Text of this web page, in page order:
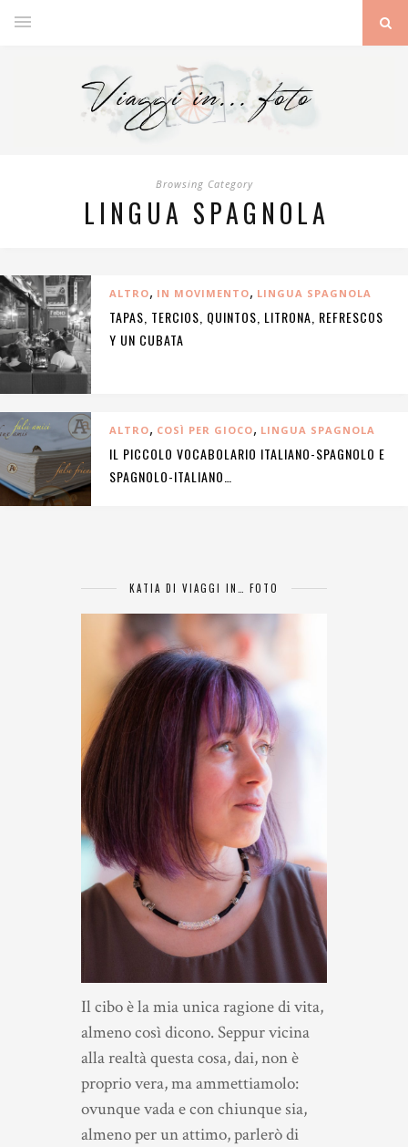
Browsing Category
LINGUA SPAGNOLA
ALTRO, IN MOVIMENTO, LINGUA SPAGNOLA
TAPAS, TERCIOS, QUINTOS, LITRONA, REFRESCOS
Y UN CUBATA
ALTRO, COSÌ PER GIOCO, LINGUA SPAGNOLA
IL PICCOLO VOCABOLARIO ITALIANO-SPAGNOLO E
SPAGNOLO-ITALIANO…
KATIA DI VIAGGI IN… FOTO
Il cibo è la mia unica ragione di vita,
almeno così dicono. Seppur vicina
alla realtà questa cosa, dai, non è
proprio vera, ma ammettiamolo:
ovunque vada e con chiunque sia,
almeno per un attimo, parlerò di